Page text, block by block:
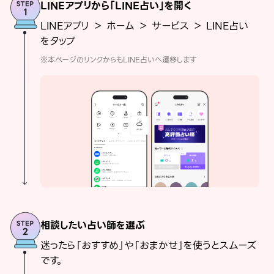
LINEアプリから「LINE占い」を開く
LINEアプリ ＞ ホーム ＞ サービス ＞ LINE占い
をタップ
※本ページのリンクからもLINE占いへ遷移します
相談したい占い師を選ぶ
迷ったら「おすすめ」や「おまかせ」を使うとスムーズ
です。